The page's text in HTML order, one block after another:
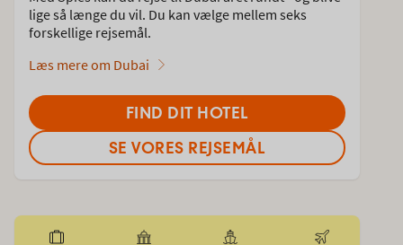
lige så længe du vil. Du kan vælge mellem seks
forskellige rejsemål.
Læs mere om Dubai
FIND DIT HOTEL
SE VORES REJSEMÅL